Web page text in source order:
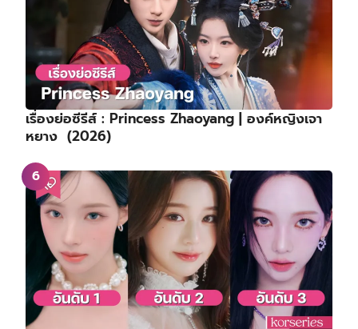
เรื่องย่อซีรีส์ : Princess Zhaoyang | องค์หญิงเจา
หยาง (2026)